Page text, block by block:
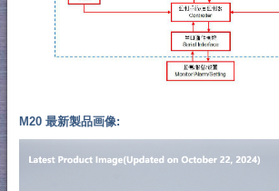
M20 最新製品画像: